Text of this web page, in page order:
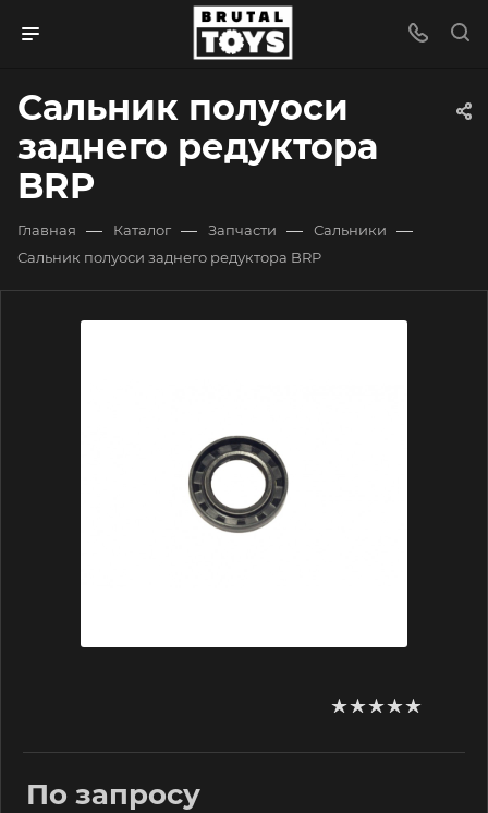
Сальник полуоси
заднего редуктора
BRP
Главная — Каталог — Запчасти — Сальники —
Сальник полуоси заднего редуктора BRP
По запросу